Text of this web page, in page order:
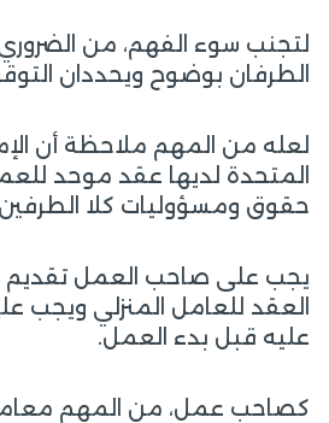
لتجنب سوء الفهم، من
الطرفان بوضوح ويحددان
لعله من المهم ملاحظة أن
المتحدة لديها عقد موحد
حقوق ومسؤوليات كلا
يجب على صاحب العمل
العقد للعامل المنزلي ويجب
عليه قبل بدء العمل.
كصاحب عمل، من المهم